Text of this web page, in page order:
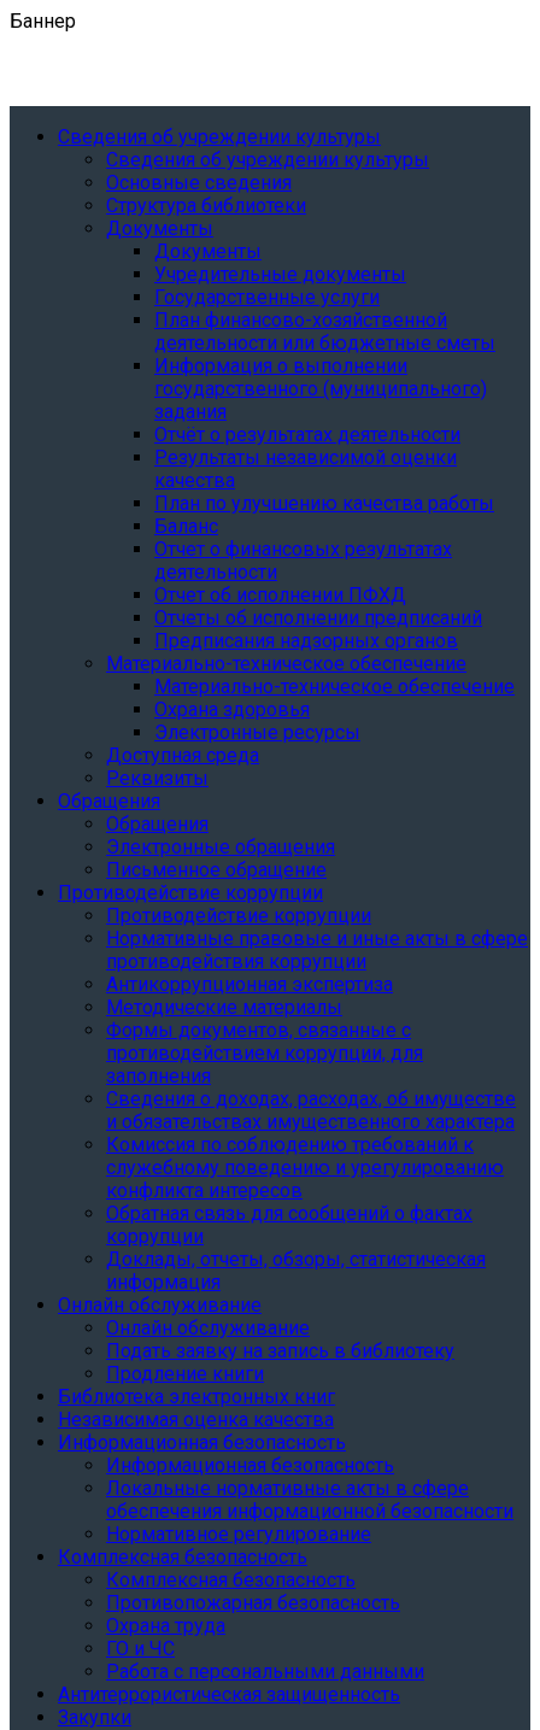
Баннер
Сведения об учреждении культуры
Сведения об учреждении культуры
Основные сведения
Структура библиотеки
Документы
Документы
Учредительные документы
Государственные услуги
План финансово-хозяйственной
деятельности или бюджетные сметы
Информация о выполнении
государственного (муниципального)
задания
Отчёт о результатах деятельности
Результаты независимой оценки
качества
План по улучшению качества работы
Баланс
Отчет о финансовых результатах
деятельности
Отчет об исполнении ПФХД
Отчеты об исполнении предписаний
Предписания надзорных органов
Материально-техническое обеспечение
Материально-техническое обеспечение
Охрана здоровья
Электронные ресурсы
Доступная среда
Реквизиты
Обращения
Обращения
Электронные обращения
Письменное обращение
Противодействие коррупции
Противодействие коррупции
Нормативные правовые и иные акты в сфере
противодействия коррупции
Антикоррупционная экспертиза
Методические материалы
Формы документов, связанные с
противодействием коррупции, для
заполнения
Сведения о доходах, расходах, об имуществе
и обязательствах имущественного характера
Комиссия по соблюдению требований к
служебному поведению и урегулированию
конфликта интересов
Обратная связь для сообщений о фактах
коррупции
Доклады, отчеты, обзоры, статистическая
информация
Онлайн обслуживание
Онлайн обслуживание
Подать заявку на запись в библиотеку
Продление книги
Библиотека электронных книг
Независимая оценка качества
Информационная безопасность
Информационная безопасность
Локальные нормативные акты в сфере
обеспечения информационной безопасности
Нормативное регулирование
Комплексная безопасность
Комплексная безопасность
Противопожарная безопасность
Охрана труда
ГО и ЧС
Работа с персональными данными
Антитеррористическая защищенность
Закупки